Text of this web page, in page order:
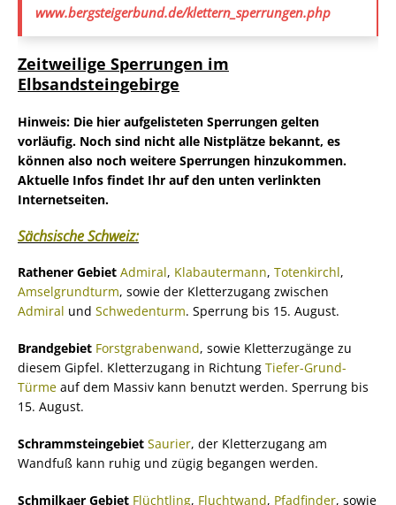
www.bergsteigerbund.de/klettern_sperrungen.php
Zeitweilige Sperrungen im
Elbsandsteingebirge
Hinweis: Die hier aufgelisteten Sperrungen gelten
vorläufig. Noch sind nicht alle Nistplätze bekannt, es
können also noch weitere Sperrungen hinzukommen.
Aktuelle Infos findet Ihr auf den unten verlinkten
Internetseiten.
Sächsische Schweiz:
Rathener Gebiet Admiral, Klabautermann, Totenkirchl,
Amselgrundturm, sowie der Kletterzugang zwischen
Admiral und Schwedenturm. Sperrung bis 15. August.
Brandgebiet Forstgrabenwand, sowie Kletterzugänge zu
diesem Gipfel. Kletterzugang in Richtung Tiefer-Grund-
Türme auf dem Massiv kann benutzt werden. Sperrung bis
15. August.
Schrammsteingebiet Saurier, der Kletterzugang am
Wandfuß kann ruhig und zügig begangen werden.
Schmilkaer Gebiet Flüchtling, Fluchtwand, Pfadfinder, sowie